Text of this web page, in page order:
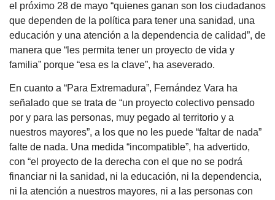
el próximo 28 de mayo “quienes ganan son los ciudadanos
que dependen de la política para tener una sanidad, una
educación y una atención a la dependencia de calidad”, de
manera que “les permita tener un proyecto de vida y
familia” porque “esa es la clave”, ha aseverado.
En cuanto a “Para Extremadura”, Fernández Vara ha
señalado que se trata de “un proyecto colectivo pensado
por y para las personas, muy pegado al territorio y a
nuestros mayores”, a los que no les puede “faltar de nada”
falte de nada. Una medida “incompatible”, ha advertido,
con “el proyecto de la derecha con el que no se podrá
financiar ni la sanidad, ni la educación, ni la dependencia,
ni la atención a nuestros mayores, ni a las personas con